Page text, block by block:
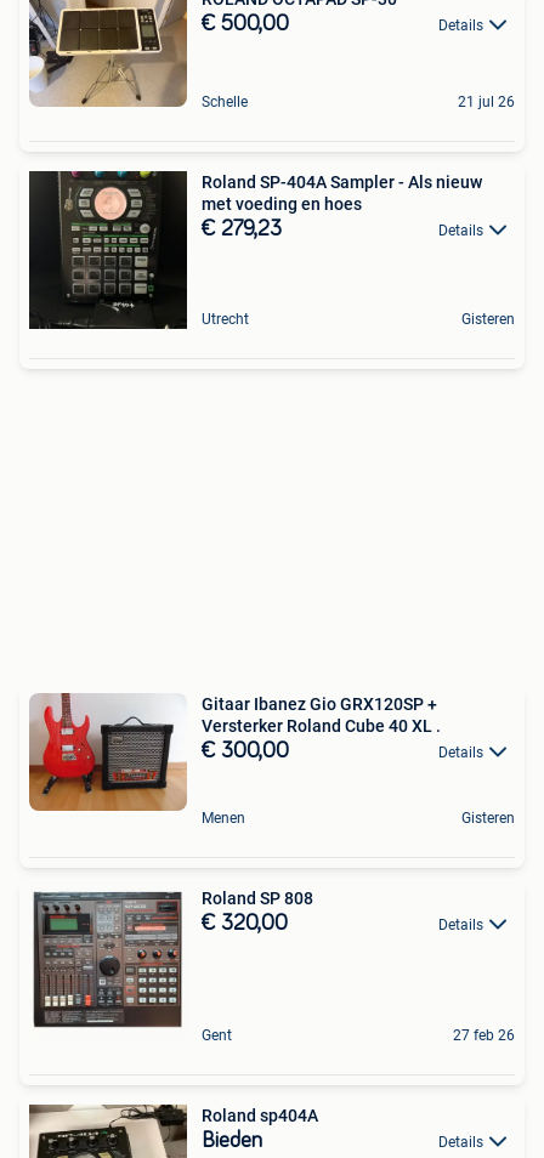
€ 500,00 Details
Schelle 21 jul 26
Roland SP-404A Sampler - Als nieuw
met voeding en hoes
€ 279,23 Details
Utrecht Gisteren
Gitaar Ibanez Gio GRX120SP +
Versterker Roland Cube 40 XL .
€ 300,00 Details
Menen Gisteren
Roland SP 808
€ 320,00 Details
Gent 27 feb 26
Roland sp404A
Bieden Details